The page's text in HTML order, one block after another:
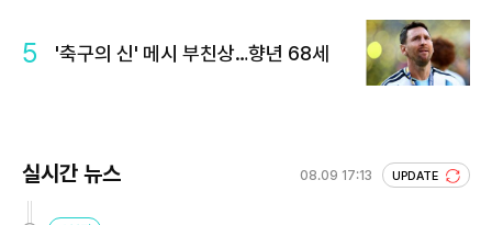
5 '축구의 신' 메시 부친상…향년 68세
실시간 뉴스 08.09 17:13 UPDATE